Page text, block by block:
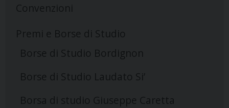
Convenzioni
Premi e Borse di Studio
Borse di Studio Bordignon
Borse di Studio Laudato Si’
Borsa di studio Giuseppe Caretta